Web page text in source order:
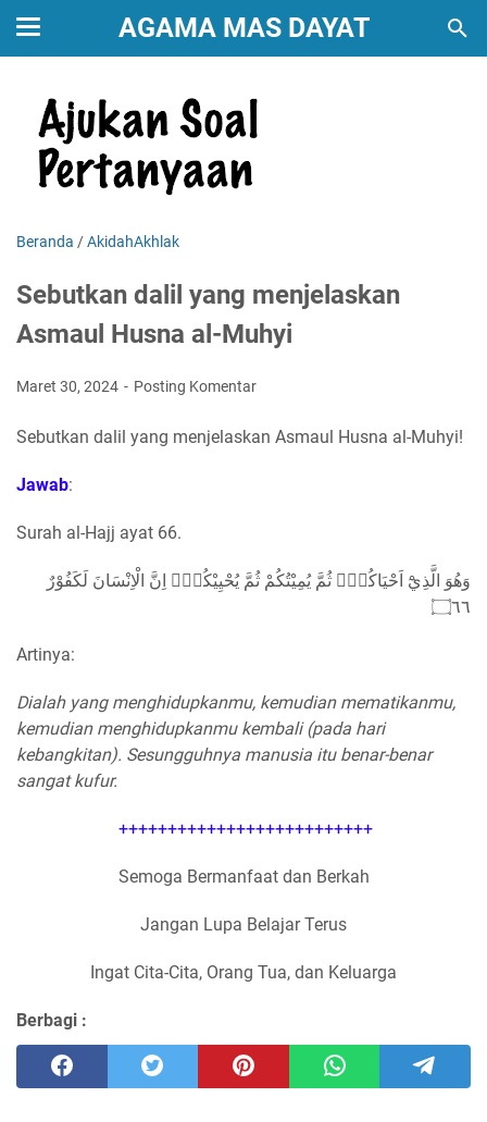
AGAMA MAS DAYAT
Beranda /AkidahAkhlak
Sebutkan dalil yang menjelaskan
Asmaul Husna al-Muhyi
Maret 30, 2024 Posting Komentar
Sebutkan dalil yang menjelaskan Asmaul Husna al-Muhyi!
Jawab:
Surah al-Hajj ayat 66.
وَهُوَ الَّذِيْٓ اَحْيَاكُمْۖ ثُمَّ يُمِيْتُكُمْ ثُمَّ يُحْيِيْكُمْۗ اِنَّ الْاِنْسَانَ لَكَفُوْرٌ
۝٦٦
Artinya:
Dialah yang menghidupkanmu, kemudian mematikanmu,
kemudian menghidupkanmu kembali (pada hari
kebangkitan). Sesungguhnya manusia itu benar-benar
sangat kufur.
++++++++++++++++++++++++++
Semoga Bermanfaat dan Berkah
Jangan Lupa Belajar Terus
Ingat Cita-Cita, Orang Tua, dan Keluarga
Berbagi :